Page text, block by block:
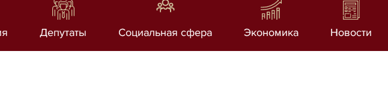
Депутаты Социальная сфера Экономика Новости